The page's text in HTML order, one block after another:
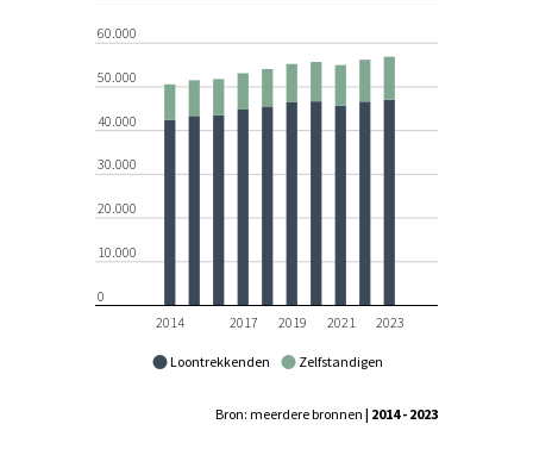
Loontrekkenden Zelfstandigen
2014 2017 2019 2021 2023
0
10.000
20.000
30.000
40.000
50.000
60.000
Bron: meerdere bronnen | 2014 - 2023